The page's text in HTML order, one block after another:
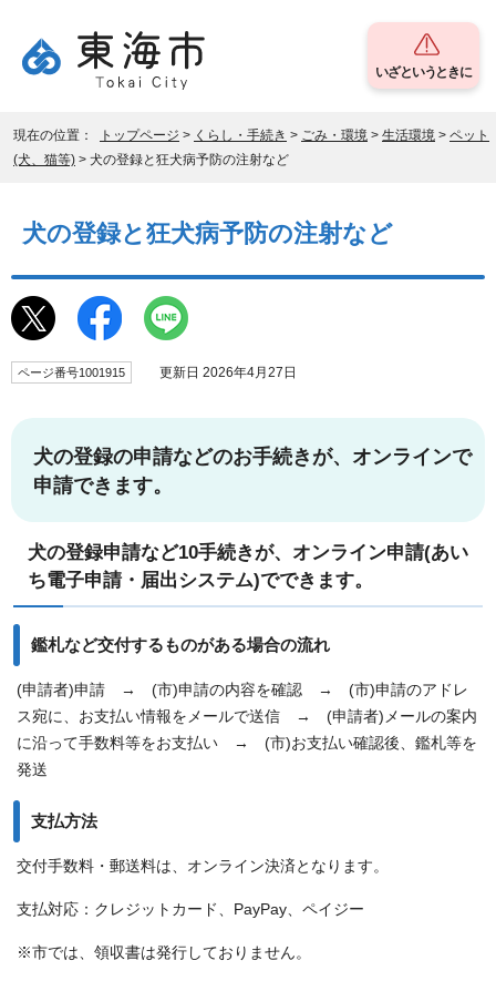
いざというときに
現在の位置： トップページ > くらし・手続き > ごみ・環境 > 生活環境 > ペット
(犬、猫等) > 犬の登録と狂犬病予防の注射など
犬の登録と狂犬病予防の注射など
ページ番号1001915 更新日 2026年4月27日
犬の登録の申請などのお手続きが、オンラインで
申請できます。
犬の登録申請など10手続きが、オンライン申請(あい
ち電子申請・届出システム)でできます。
鑑札など交付するものがある場合の流れ
(申請者)申請 → (市)申請の内容を確認 → (市)申請のアドレ
ス宛に、お支払い情報をメールで送信 → (申請者)メールの案内
に沿って手数料等をお支払い → (市)お支払い確認後、鑑札等を
発送
支払方法
交付手数料・郵送料は、オンライン決済となります。
支払対応：クレジットカード、PayPay、ペイジー
※市では、領収書は発行しておりません。